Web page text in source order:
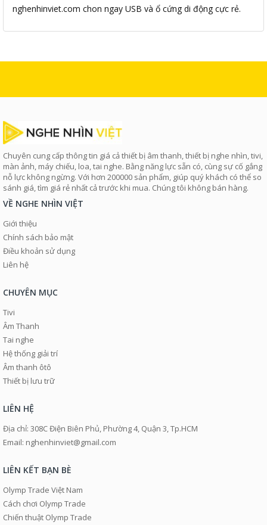
nghenhinviet.com chon ngay USB và ổ cứng di động cực rẻ.
Chuyên cung cấp thông tin giá cả thiết bị âm thanh, thiết bị nghe nhìn, tivi,
màn ảnh, máy chiếu, loa, tai nghe. Bằng năng lực sẵn có, cùng sự cố gắng
nỗ lực không ngừng. Với hơn 200000 sản phẩm, giúp quý khách có thể so
sánh giá, tìm giá rẻ nhất cả trước khi mua. Chúng tôi không bán hàng.
VỀ NGHE NHÌN VIỆT
Giới thiệu
Chính sách bảo mật
Điều khoản sử dụng
Liên hệ
CHUYÊN MỤC
Tivi
Âm Thanh
Tai nghe
Hệ thống giải trí
Âm thanh ôtô
Thiết bị lưu trữ
LIÊN HỆ
Địa chỉ: 308C Điện Biên Phủ, Phường 4, Quận 3, Tp.HCM
Email: nghenhinviet@gmail.com
LIÊN KẾT BẠN BÈ
Olymp Trade Việt Nam
Cách chơi Olymp Trade
Chiến thuật Olymp Trade